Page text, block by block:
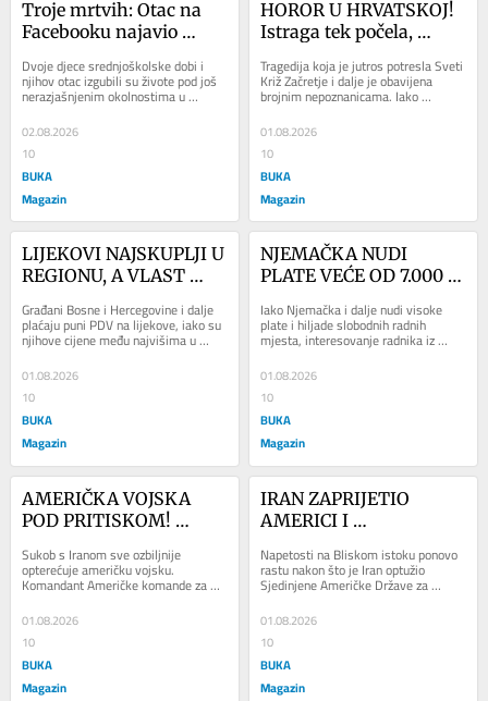
Troje mrtvih: Otac na
Facebooku najavio
pa sebe?
Dvoje djece srednjoškolske dobi i
njihov otac izgubili su živote pod još
nerazjašnjenim okolnostima u
njihovoj porodičnoj kući u Svetom
Križu...
02.08.2026
10
BUKA
Magazin
HOROR U HRVATSKOJ!
Istraga tek počela,
objava oca, komšije u
šoku
Tragedija koja je jutros potresla Sveti
Križ Začretje i dalje je obavijena
brojnim nepoznanicama. Iako
službeni uzrok smrti još nije
potvrđen,...
01.08.2026
10
BUKA
Magazin
LIJEKOVI NAJSKUPLJI U
REGIONU, A VLAST
a! Građani i dalje
plaćaju porez i na
Građani Bosne i Hercegovine i dalje
plaćaju puni PDV na lijekove, iako su
njihove cijene među najvišima u
regionu. Dok iz Pokreta Sigurna
Srpska...
01.08.2026
10
BUKA
Magazin
NJEMAČKA NUDI
PLATE VEĆE OD 7.000
BiH SVE MANJE
ODLAZE! Domaći
problemu
Iako Njemačka i dalje nudi visoke
plate i hiljade slobodnih radnih
mjesta, interesovanje radnika iz
Bosne i Hercegovine za odlazak
putem zvaničnih...
01.08.2026
10
BUKA
Magazin
AMERIČKA VOJSKA
POD PRITISKOM!
Pentagon: “Možda više
ne možemo braniti
Sukob s Iranom sve ozbiljnije
opterećuje američku vojsku.
Komandant Američke komande za
upozorio je Pentagon da...
01.08.2026
10
BUKA
Magazin
IRAN ZAPRIJETIO
AMERICI I
“Progutat će ih plamen
rata”, Trump ponovo
Napetosti na Bliskom istoku ponovo
rastu nakon što je Iran optužio
Sjedinjene Američke Države za
dodatnu eskalaciju sukoba i zaprijetio
svim...
01.08.2026
10
BUKA
Magazin